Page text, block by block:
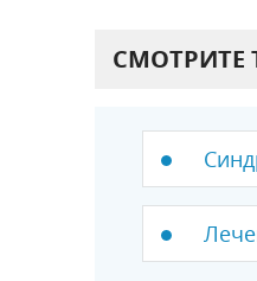
СМОТРИТЕ